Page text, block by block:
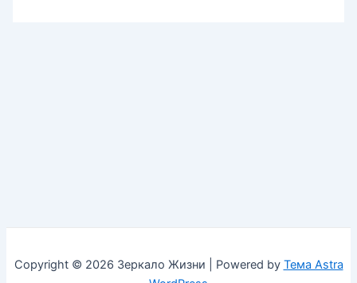
Copyright © 2026 Зеркало Жизни | Powered by Тема Astra